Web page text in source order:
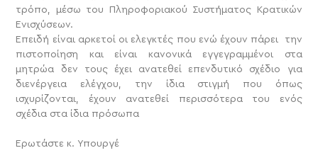
τρόπο, μέσω του Πληροφοριακού Συστήματος Κρατικών
Ενισχύσεων.
Επειδή είναι αρκετοί οι ελεγκτές που ενώ έχουν πάρει την
πιστοποίηση και είναι κανονικά εγγεγραμμένοι στα
μητρώα δεν τους έχει ανατεθεί επενδυτικό σχέδιο για
διενέργεια ελέγχου, την ίδια στιγμή που όπως
ισχυρίζονται, έχουν ανατεθεί περισσότερα του ενός
σχέδια στα ίδια πρόσωπα
Ερωτάστε κ. Υπουργέ